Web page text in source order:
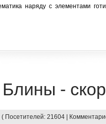
наряду с элементами
Блины -
( Посетителей: 21604 |